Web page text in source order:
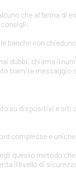
che afferma di
banche non
dubbi, chiama il
tramite messaggio
su dispositivi e
complesse e
questo metodo
il livello di